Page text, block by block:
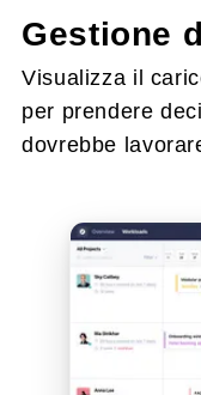
Gestione
Visualizza il
per prendere
dovrebbe